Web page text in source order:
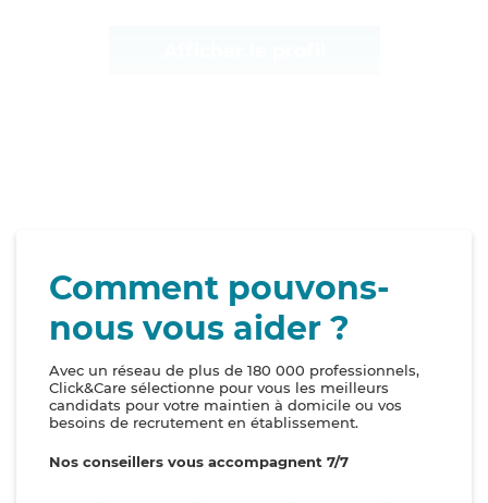
Comment pouvons-
nous vous aider ?
Avec un réseau de plus de 180 000 professionnels,
Click&Care sélectionne pour vous les meilleurs
candidats pour votre maintien à domicile ou vos
besoins de recrutement en établissement.
Nos conseillers vous accompagnent 7/7